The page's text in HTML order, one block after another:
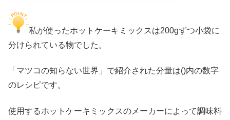
私が使ったホットケーキミックスは200gずつ小袋に
分けられている物でした。
「マツコの知らない世界」で紹介された分量は()内の数字
のレシピです。
使用するホットケーキミックスのメーカーによって調味料